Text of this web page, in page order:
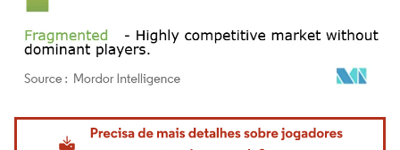
Imagem © Mordor Intelligence. O reuso requer atribuição conforme CC BY 4.0.